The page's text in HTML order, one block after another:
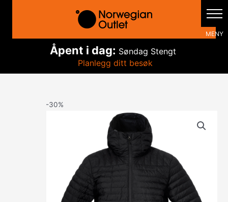
innholdet
Åpent i dag: Søndag Stengt
Planlegg ditt besøk
-30%